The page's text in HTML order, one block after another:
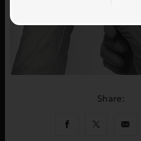
Share: